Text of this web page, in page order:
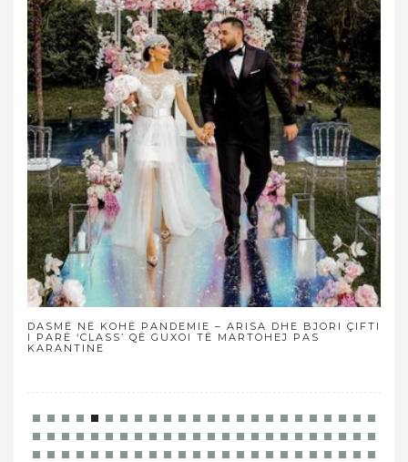
DASMË NË KOHË PANDEMIE – ARISA DHE BJORI ÇIFTI
I PARË ‘CLASS’ QË GUXOI TË MARTOHEJ PAS
KARANTINE